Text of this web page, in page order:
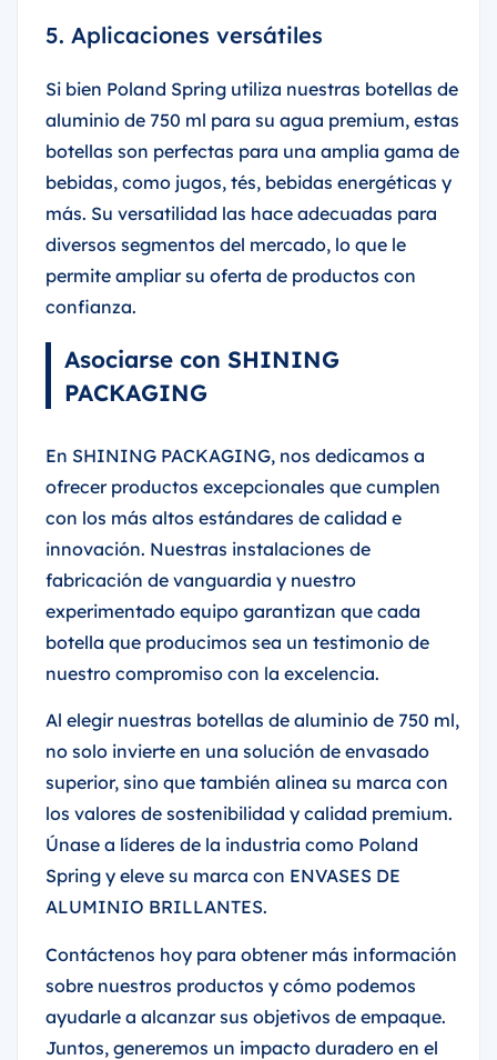
5. Aplicaciones versátiles
Si bien Poland Spring utiliza nuestras botellas de
aluminio de 750 ml para su agua premium, estas
botellas son perfectas para una amplia gama de
bebidas, como jugos, tés, bebidas energéticas y
más. Su versatilidad las hace adecuadas para
diversos segmentos del mercado, lo que le
permite ampliar su oferta de productos con
confianza.
Asociarse con SHINING
PACKAGING
En SHINING PACKAGING, nos dedicamos a
ofrecer productos excepcionales que cumplen
con los más altos estándares de calidad e
innovación. Nuestras instalaciones de
fabricación de vanguardia y nuestro
experimentado equipo garantizan que cada
botella que producimos sea un testimonio de
nuestro compromiso con la excelencia.
Al elegir nuestras botellas de aluminio de 750 ml,
no solo invierte en una solución de envasado
superior, sino que también alinea su marca con
los valores de sostenibilidad y calidad premium.
Únase a líderes de la industria como Poland
Spring y eleve su marca con ENVASES DE
ALUMINIO BRILLANTES.
Contáctenos hoy para obtener más información
sobre nuestros productos y cómo podemos
ayudarle a alcanzar sus objetivos de empaque.
Juntos, generemos un impacto duradero en el